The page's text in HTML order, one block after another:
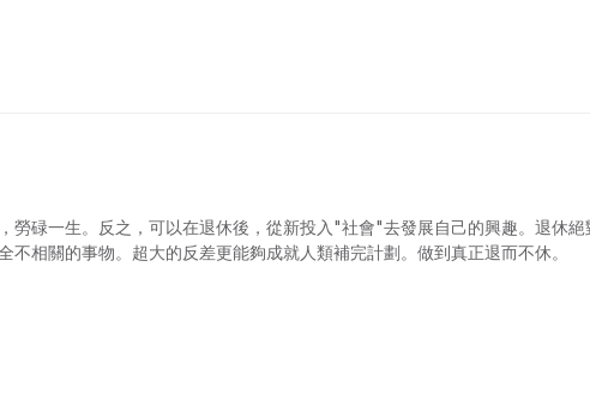
勞碌一生。反之，可以在退休後，從新投入"社會"去發展自己的興趣。退休絕
相關的事物。超大的反差更能夠成就人類補完計劃。做到真正退而不休。